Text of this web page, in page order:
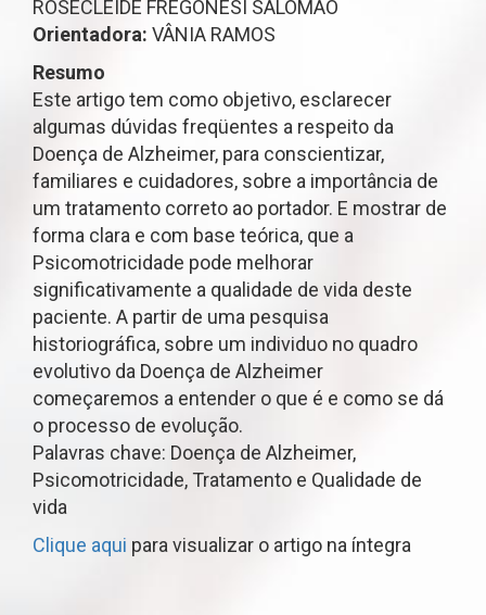
ROSECLEIDE FREGONESI SALOMÃO
Orientadora: VÂNIA RAMOS
Resumo
Este artigo tem como objetivo, esclarecer
algumas dúvidas freqüentes a respeito da
Doença de Alzheimer, para conscientizar,
familiares e cuidadores, sobre a importância de
um tratamento correto ao portador. E mostrar de
forma clara e com base teórica, que a
Psicomotricidade pode melhorar
significativamente a qualidade de vida deste
paciente. A partir de uma pesquisa
historiográfica, sobre um individuo no quadro
evolutivo da Doença de Alzheimer
começaremos a entender o que é e como se dá
o processo de evolução.
Palavras chave: Doença de Alzheimer,
Psicomotricidade, Tratamento e Qualidade de
vida
Clique aqui para visualizar o artigo na íntegra